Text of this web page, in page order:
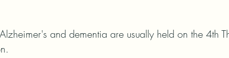
and dementia are usually held on the 4th